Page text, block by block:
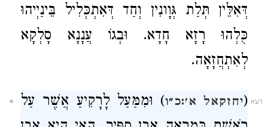
דְּאִלֵּין תְּלַת גְּוָונִין וְחַד דְּאִתְכְּלִיל בֵּינַיְיהוּ
כֻּלְהוּ רָזָא חָדָא. וּבְגוֹ עֲנָנָא סָלְקָא
לְאִתְחֲזָאָה.
רעא (יחזקאל א׳:כ״ו) וּמִמַּעַל לָרָקִיעַ אֲשֶׁר עַל